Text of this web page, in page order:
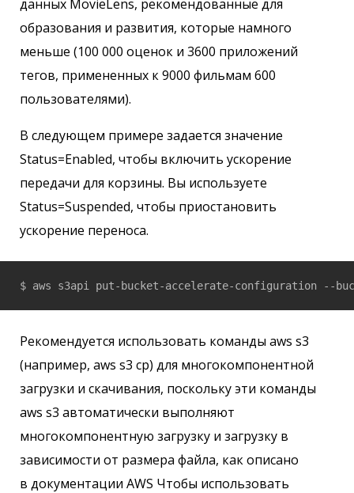
данных MovieLens, рекомендованные для
образования и развития, которые намного
меньше (100 000 оценок и 3600 приложений
тегов, примененных к 9000 фильмам 600
пользователями).
В следующем примере задается значение
Status=Enabled, чтобы включить ускорение
передачи для корзины. Вы используете
Status=Suspended, чтобы приостановить
ускорение переноса.
$ aws s3api put-bucket-accelerate-configuration --
Рекомендуется использовать команды aws s3
(например, aws s3 cp) для многокомпонентной
загрузки и скачивания, поскольку эти команды
aws s3 автоматически выполняют
многокомпонентную загрузку и загрузку в
зависимости от размера файла, как описано
в документации AWS Чтобы использовать